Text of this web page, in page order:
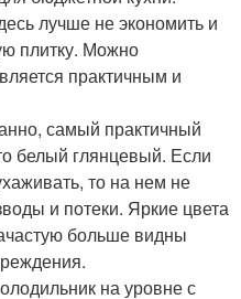
лучше не экономить и
плитку. Можно
практичным и
самый практичный
белый глянцевый. Если
то на нем не
и потеки. Яркие цвета
больше видны
на уровне с